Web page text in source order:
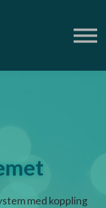
med koppling